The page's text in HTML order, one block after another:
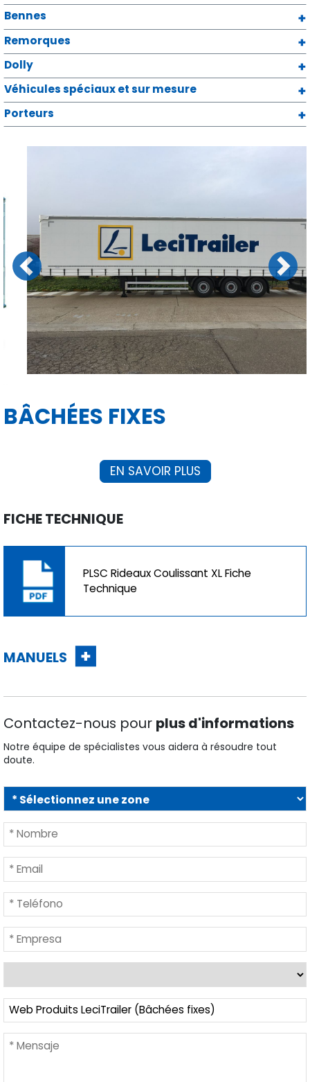
Bennes
Remorques
Dolly
Véhicules spéciaux et sur mesure
Porteurs
Previous Next
BÂCHÉES FIXES
EN SAVOIR PLUS
Technique
plus d'informations
Notre équipe de spécialistes vous aidera à résoudre tout
doute.